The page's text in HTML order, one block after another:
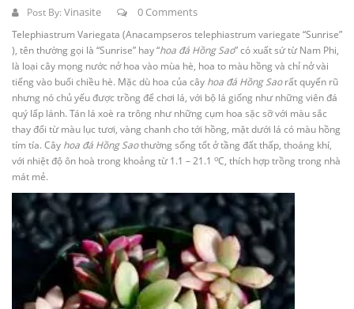
Post By: Vinasite 0 Comments
Telephiastrum Variegata (Anacampseros telephiastrum variegate “Sunrise”
), tên thường gọi là “Sunrise” hay “hoa đá Hồng Sao” có xuất sứ từ Nam Phi,
là loại cây mọng nước nở hoa vào mùa hè, hoa to màu hồng và chỉ nở vài
tiếng vào buổi chiều hè. Mặc dù hoa của cây hoa đá Hồng Saorất quyến rũ
nhưng nó chủ yếu được trồng để chơi lá, với bộ lá giống như những viên đá
quý lấp lánh. Tán lá xoè ra trông như những cụm hoa sặc sỡ với màu sắc
thay đổi từ màu lục tươi, vàng chanh cho tới hồng, mặt dưới lá có màu hồng
tím tía. Cây hoa đá Hồng Saothường sống tốt ở tầng đất thấp, thoáng khí,
với nhiệt độ ôn hoà trong khoảng từ 1.1 – 21.1 oC, thích hợp trồng trong nhà
mát mẻ.